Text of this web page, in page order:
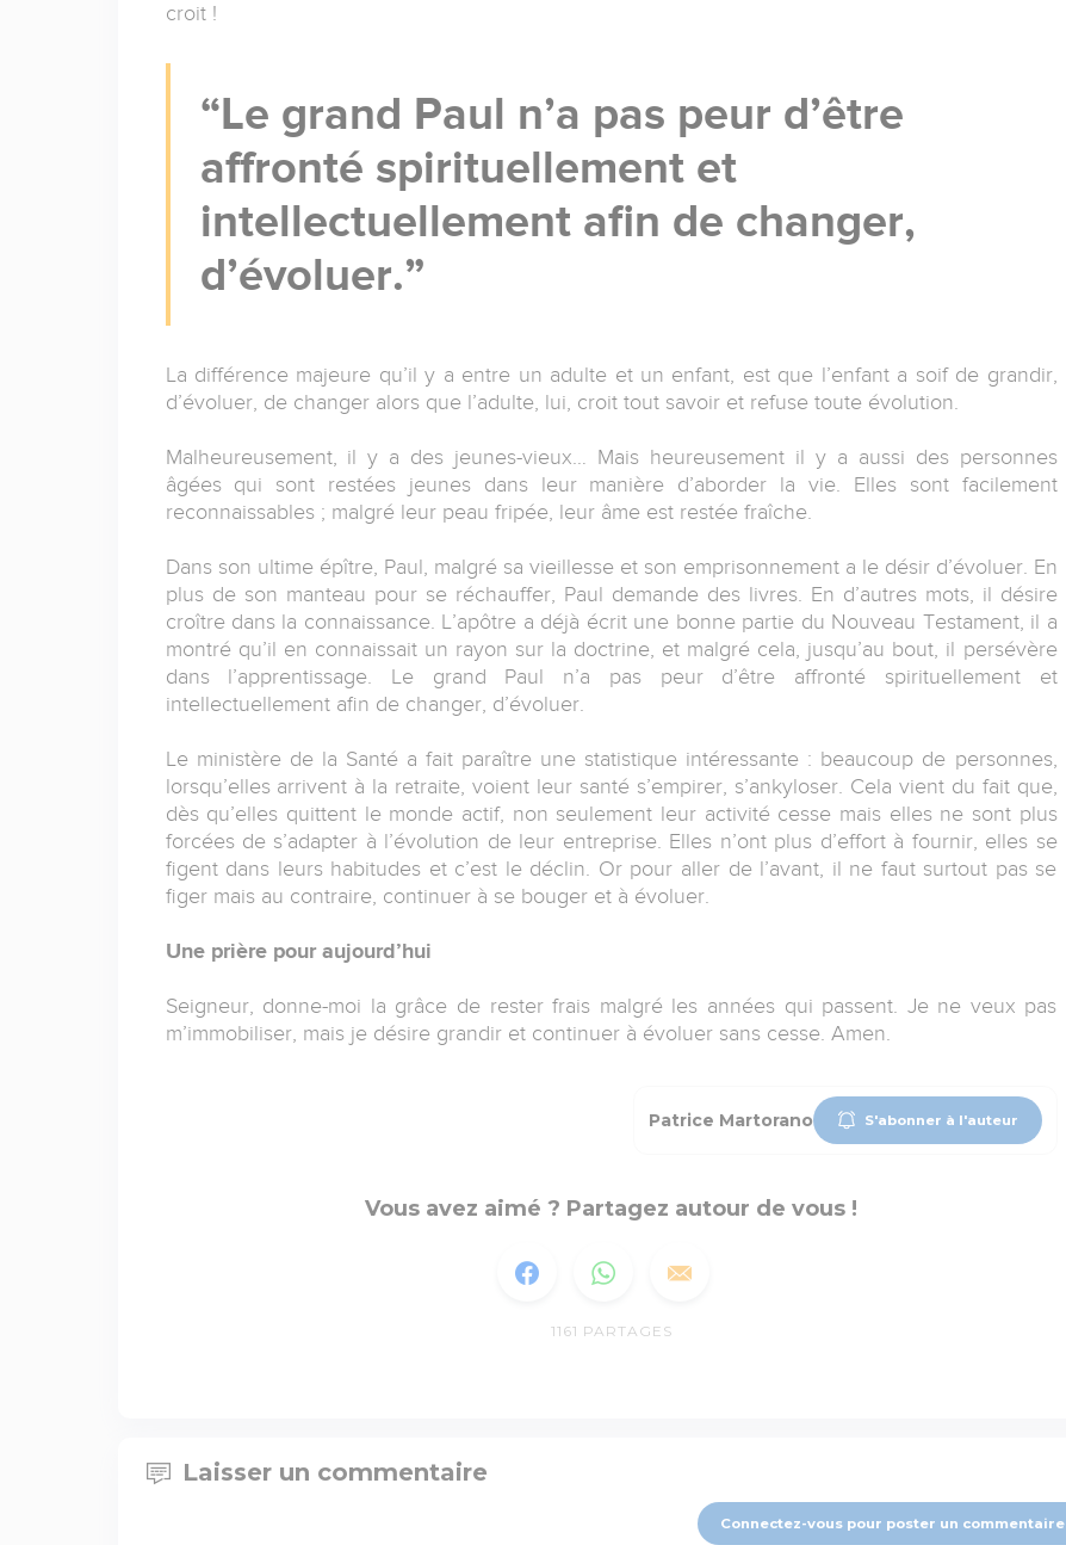
croit !
Le grand Paul n’a pas peur d’être
affronté spirituellement et
intellectuellement afin de changer,
d’évoluer.
La différence majeure qu’il y a entre un adulte et un enfant, est que l’enfant a soif de grandir,
d’évoluer, de changer alors que l’adulte, lui, croit tout savoir et refuse toute évolution.
Malheureusement, il y a des jeunes-vieux… Mais heureusement il y a aussi des personnes
âgées qui sont restées jeunes dans leur manière d’aborder la vie. Elles sont facilement
reconnaissables ; malgré leur peau fripée, leur âme est restée fraîche.
Dans son ultime épître, Paul, malgré sa vieillesse et son emprisonnement a le désir d’évoluer. En
plus de son manteau pour se réchauffer, Paul demande des livres. En d’autres mots, il désire
croître dans la connaissance. L’apôtre a déjà écrit une bonne partie du Nouveau Testament, il a
montré qu’il en connaissait un rayon sur la doctrine, et malgré cela, jusqu’au bout, il persévère
dans l’apprentissage. Le grand Paul n’a pas peur d’être affronté spirituellement et
intellectuellement afin de changer, d’évoluer.
Le ministère de la Santé a fait paraître une statistique intéressante : beaucoup de personnes,
lorsqu’elles arrivent à la retraite, voient leur santé s’empirer, s’ankyloser. Cela vient du fait que,
dès qu’elles quittent le monde actif, non seulement leur activité cesse mais elles ne sont plus
forcées de s’adapter à l’évolution de leur entreprise. Elles n’ont plus d’effort à fournir, elles se
figent dans leurs habitudes et c’est le déclin. Or pour aller de l’avant, il ne faut surtout pas se
figer mais au contraire, continuer à se bouger et à évoluer.
Une prière pour aujourd’hui
Seigneur, donne-moi la grâce de rester frais malgré les années qui passent. Je ne veux pas
m’immobiliser, mais je désire grandir et continuer à évoluer sans cesse. Amen.
Patrice Martorano S'abonner à l'auteur
Vous avez aimé ? Partagez autour de vous !
1161 PARTAGES
Laisser un commentaire
Connectez-vous pour poster un commentaire